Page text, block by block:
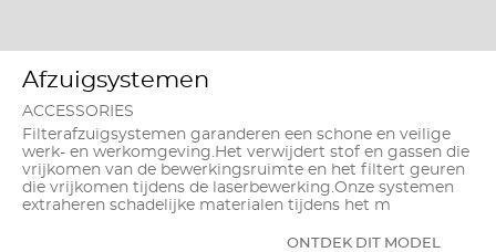
Afzuigsystemen
ACCESSORIES
Filterafzuigsystemen garanderen een schone en veilige
werk- en werkomgeving.Het verwijdert stof en gassen die
vrijkomen van de bewerkingsruimte en het filtert geuren
die vrijkomen tijdens de laserbewerking.Onze systemen
extraheren schadelijke materialen tijdens het m
ONTDEK DIT MODEL